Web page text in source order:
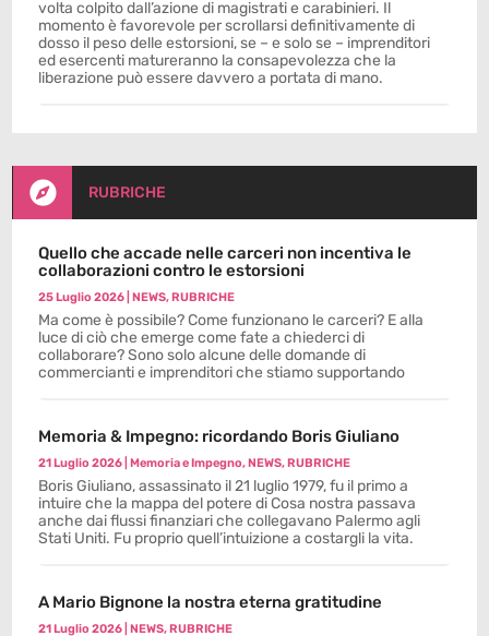
volta colpito dall’azione di magistrati e carabinieri. Il
momento è favorevole per scrollarsi definitivamente di
dosso il peso delle estorsioni, se – e solo se – imprenditori
ed esercenti matureranno la consapevolezza che la
liberazione può essere davvero a portata di mano.
 RUBRICHE
Quello che accade nelle carceri non incentiva le
collaborazioni contro le estorsioni
25 Luglio 2026 |NEWS,RUBRICHE
Ma come è possibile? Come funzionano le carceri? E alla
luce di ciò che emerge come fate a chiederci di
collaborare? Sono solo alcune delle domande di
commercianti e imprenditori che stiamo supportando
Memoria & Impegno: ricordando Boris Giuliano
21 Luglio 2026 |Memoria e Impegno,NEWS,RUBRICHE
Boris Giuliano, assassinato il 21 luglio 1979, fu il primo a
intuire che la mappa del potere di Cosa nostra passava
anche dai flussi finanziari che collegavano Palermo agli
Stati Uniti. Fu proprio quell’intuizione a costargli la vita.
A Mario Bignone la nostra eterna gratitudine
21 Luglio 2026 |NEWS,RUBRICHE